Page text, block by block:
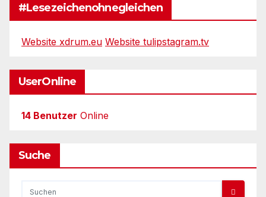
#Lesezeichenohnegleichen
Website xdrum.eu Website tulipstagram.tv
UserOnline
14 Benutzer Online
Suche